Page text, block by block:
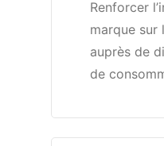
Renforcer
marque sur
auprès de
de